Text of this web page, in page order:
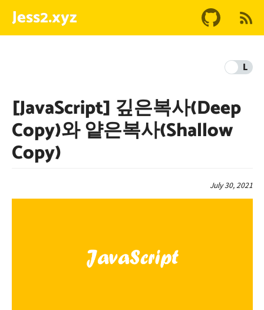
Jess2.xyz
L
[JavaScript] 깊은복사(Deep
Copy)와 얕은복사(Shallow
Copy)
July 30, 2021